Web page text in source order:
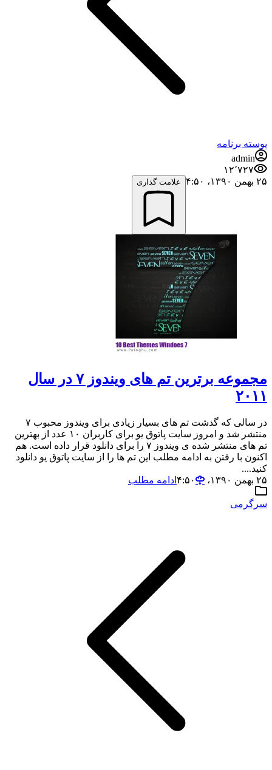
پوسته برنامه
admin
۱۲٬۷۲۷
۲۵ بهمن ۱۳۹۰،‏ ۴:۵۰
علامت گذاری
مجموعه برترین تم های ویندوز ۷ در سال
۲۰۱۱
در سالی که گدشت تم های بسیار زیادی برای ویندوز محبوب ۷
منتشر شد و امروز سایت پاتوق یو برای کاربران ۱۰ عدد از بهترین
تم های منتشر شده ی ویندوز ۷ را برای دانلود قرار داده است. هم
اکنون با رفتن به ادامه مطلب این تم ها را از سایت پاتوق یو دانلود
کنید....
۲۵ بهمن ۱۳۹۰،‏ ۴:۵۰
ادامه مطلب
سرگرمی